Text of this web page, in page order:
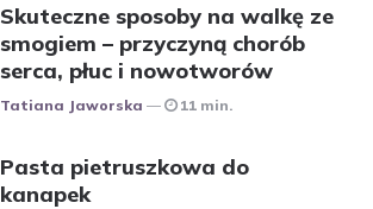
Skuteczne sposoby na walkę ze
smogiem – przyczyną chorób
serca, płuc i nowotworów
Posted
Tatiana Jaworska 11 min.
Pasta pietruszkowa do
kanapek